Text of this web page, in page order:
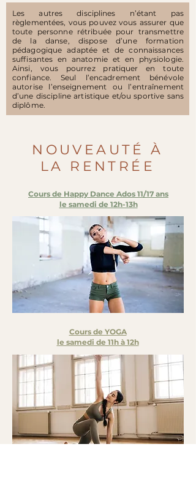
Les autres disciplines n’étant pas
règlementées, vous pouvez vous assurer que
toute personne rétribuée pour transmettre
de la danse, dispose d’une formation
pédagogique adaptée et de connaissances
suffisantes en anatomie et en physiologie.
Ainsi, vous pourrez pratiquer en toute
confiance. Seul l’encadrement bénévole
autorise l’enseignement ou l’entraînement
d’une discipline artistique et/ou sportive sans
diplôme.
NOUVEAUTÉ À
LA RENTRÉE
Cours de Happy Dance Ados 11/17 ans
le samedi de 12h-13h
Cours de YOGA
le samedi de 11h à 12h